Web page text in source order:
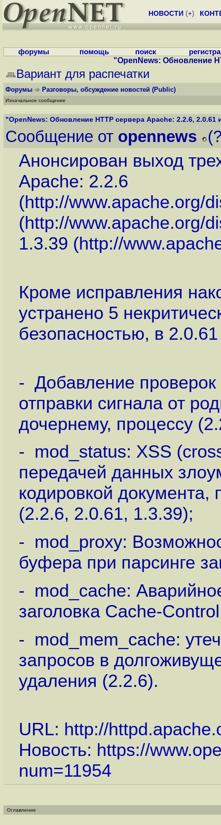
НОВОСТИ (+)
форумы помощь поиск
"OpenNews: Обновление
Вариант для распечатки
Форумы Разговоры, обсуждение новостей (Public)
Изначальное сообщение
"OpenNews: Обновление HTTP сервера Apache: 2.2.6, 2.0.61
Сообщение от opennews
Анонсирован выход
Apache: 2.2.6
(http://www.apache.org/
(http://www.apache.org/
1.3.39 (http://
Кроме исправления
устранено 5
безопасностью, в
- Добавление
отправки сигнала от
дочернему, процессу
- mod_status: XSS
передачей данных
кодировкой
(2.2.6, 2.0.61, 1.3.39);
- mod_proxy:
буфера при парсинге
- mod_cache:
заголовка Cache-
- mod_mem_cache:
запросов в
удаления (2.2.6).
URL: http://
Новость: https://
num=11954
Оглавление